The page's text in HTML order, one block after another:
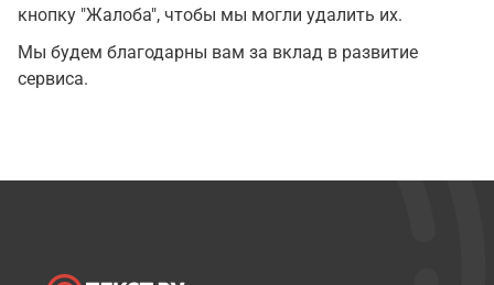
кнопку "Жалоба", чтобы мы могли удалить их.
Мы будем благодарны вам за вклад в развитие
сервиса.